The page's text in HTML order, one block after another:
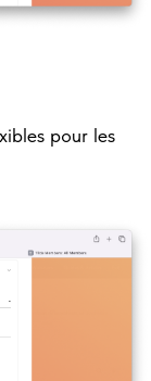
pour les